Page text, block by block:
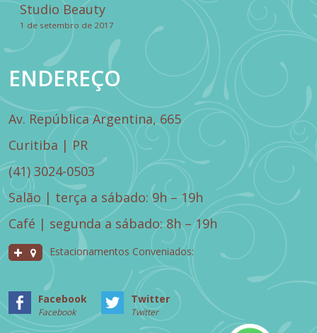
Studio Beauty
1 de setembro de 2017
ENDEREÇO
Av. República Argentina, 665
Curitiba | PR
(41) 3024-0503
Salão | terça a sábado: 9h – 19h
Café | segunda a sábado: 8h – 19h
Estacionamentos Conveniados:
Facebook
Facebook
Twitter
Twitter